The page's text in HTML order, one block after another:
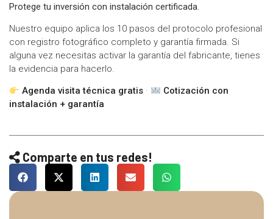
Protege tu inversión con instalación certificada.
Nuestro equipo aplica los 10 pasos del protocolo profesional
con registro fotográfico completo y garantía firmada. Si
alguna vez necesitas activar la garantía del fabricante, tienes
la evidencia para hacerlo.
Agenda visita técnica gratis ·
Cotización con
instalación + garantía
Comparte en tus redes!